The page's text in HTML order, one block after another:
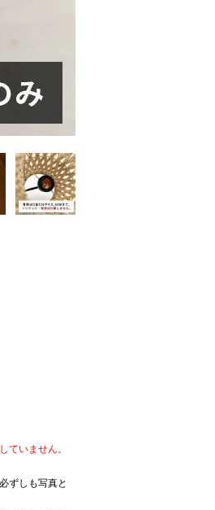
ていません。
ずしも写真と